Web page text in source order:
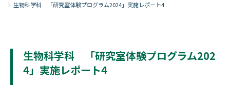
生物科学科 「研究室体験プログラム2024」実施レポート4
生物科学科 「研究室体験プログラム202
4」実施レポート4